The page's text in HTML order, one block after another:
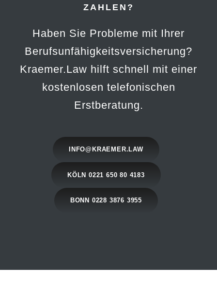
ZAHLEN?
Haben Sie Probleme mit Ihrer
Berufsunfähigkeits­versicherung?
Kraemer.Law hilft schnell mit einer
kostenlosen telefonischen
Erstberatung.
INFO@KRAEMER.LAW
KÖLN 0221 650 80 4183
BONN 0228 3876 3955